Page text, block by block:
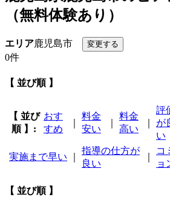
（無料体験あり）
エリア鹿児島市
0件
【 並び順 】
【 並び
順 】:
おす
すめ
料金
安い
料金
高い
評
が
い
実施まで早い
指導の仕方が
良い
コ
ョ
【 並び順 】